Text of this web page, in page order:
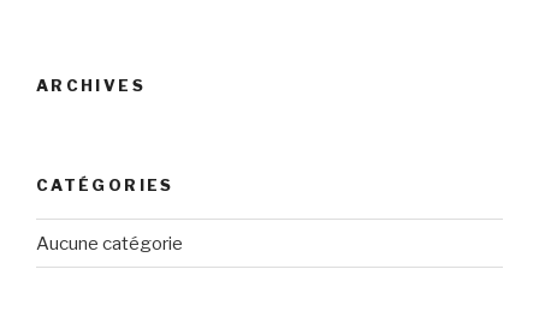
ARCHIVES
CATÉGORIES
Aucune catégorie